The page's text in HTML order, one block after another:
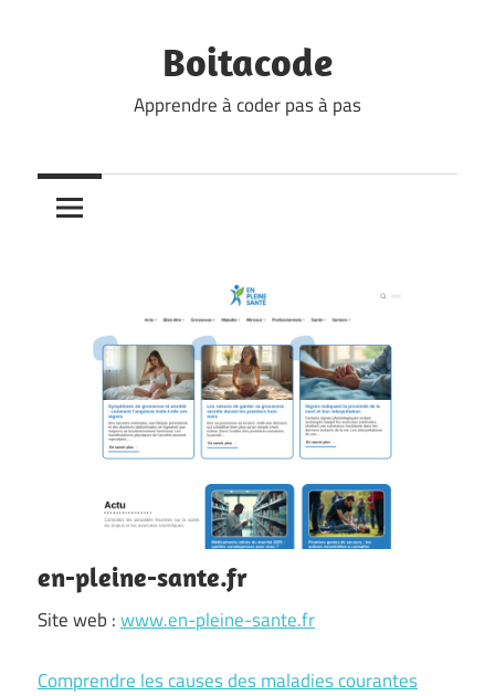
Boitacode
Apprendre à coder pas à pas
en-pleine-sante.fr
Site web :www.en-pleine-sante.fr
Comprendre les causes des maladies courantes